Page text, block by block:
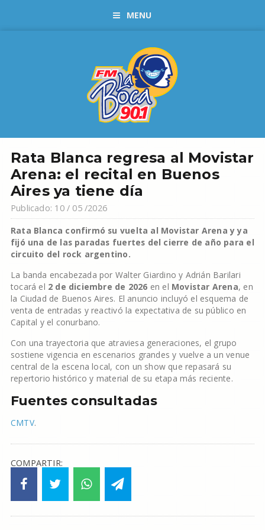
MENU
Rata Blanca regresa al Movistar
Arena: el recital en Buenos
Aires ya tiene día
Publicado: 10 / 05 /2026
Rata Blanca confirmó su vuelta al Movistar Arena y ya
fijó una de las paradas fuertes del cierre de año para el
circuito del rock argentino.
La banda encabezada por Walter Giardino y Adrián Barilari
tocará el 2 de diciembre de 2026 en el Movistar Arena, en
la Ciudad de Buenos Aires. El anuncio incluyó el esquema de
venta de entradas y reactivó la expectativa de su público en
Capital y el conurbano.
Con una trayectoria que atraviesa generaciones, el grupo
sostiene vigencia en escenarios grandes y vuelve a un venue
central de la escena local, con un show que repasará su
repertorio histórico y material de su etapa más reciente.
Fuentes consultadas
CMTV.
COMPARTIR: